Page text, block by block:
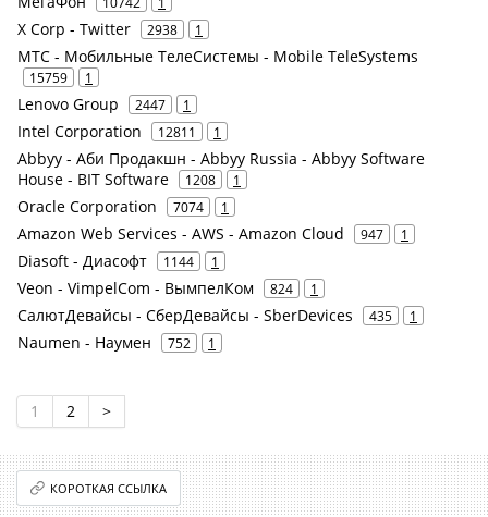
X Corp - Twitter 2938 1
МТС - Мобильные ТелеСистемы - Mobile TeleSystems
15759 1
Lenovo Group 2447 1
Intel Corporation 12811 1
Abbyy - Аби Продакшн - Abbyy Russia - Abbyy Software
House - BIT Software
1208 1
Oracle Corporation 7074 1
Amazon Web Services - AWS - Amazon Cloud 947 1
Diasoft - Диасофт 1144 1
Veon - VimpelCom - ВымпелКом 824 1
СалютДевайсы - СберДевайсы - SberDevices 435 1
Naumen - Наумен 752 1
1 2 >
КОРОТКАЯ ССЫЛКА